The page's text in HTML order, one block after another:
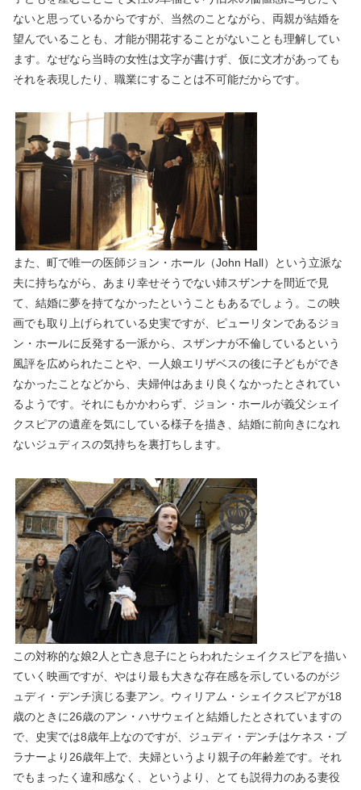
ないと思っているからですが、当然のことながら、両親が結婚を
望んでいることも、才能が開花することがないことも理解してい
ます。なぜなら当時の女性は文字が書けず、仮に文才があっても
それを表現したり、職業にすることは不可能だからです。
また、町で唯一の医師ジョン・ホール（John Hall）という立派な
夫に持ちながら、あまり幸せそうでない姉スザンナを間近で見
て、結婚に夢を持てなかったということもあるでしょう。この映
画でも取り上げられている史実ですが、ピューリタンであるジョ
ン・ホールに反発する一派から、スザンナが不倫しているという
風評を広められたことや、一人娘エリザベスの後に子どもができ
なかったことなどから、夫婦仲はあまり良くなかったとされてい
るようです。それにもかかわらず、ジョン・ホールが義父シェイ
クスピアの遺産を気にしている様子を描き、結婚に前向きになれ
ないジュディスの気持ちを裏打ちします。
この対称的な娘2人と亡き息子にとらわれたシェイクスピアを描い
ていく映画ですが、やはり最も大きな存在感を示しているのがジ
ュディ・デンチ演じる妻アン。ウィリアム・シェイクスピアが18
歳のときに26歳のアン・ハサウェイと結婚したとされていますの
で、史実では8歳年上なのですが、ジュディ・デンチはケネス・ブ
ラナーより26歳年上で、夫婦というより親子の年齢差です。それ
でもまったく違和感なく、というより、とても説得力のある妻役